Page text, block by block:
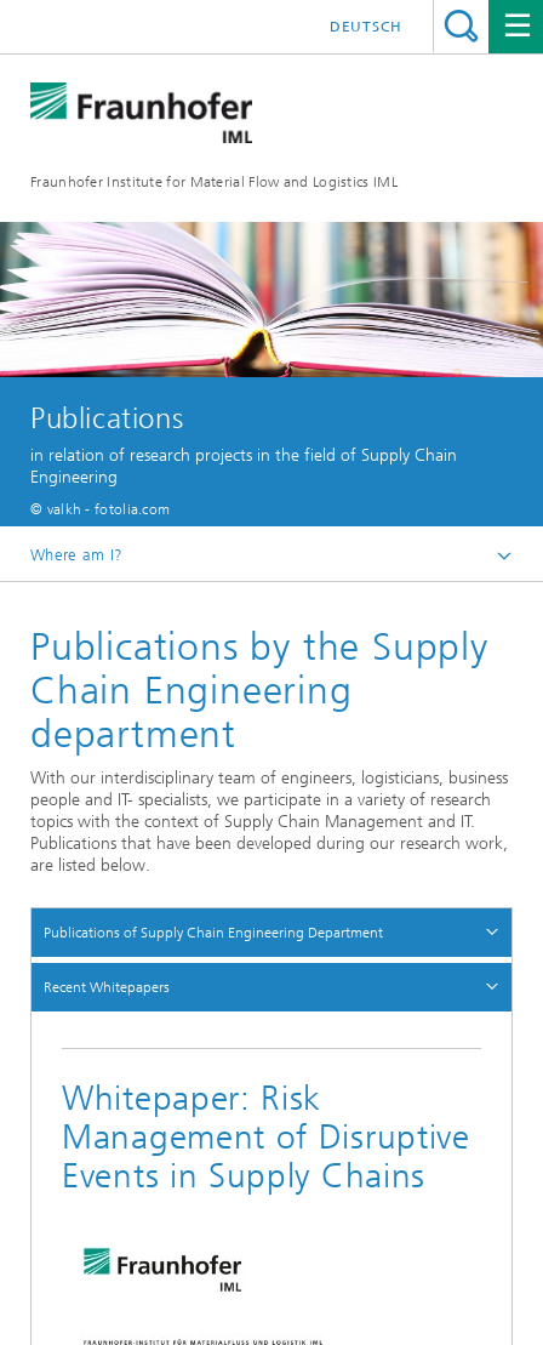
Fraunhofer Institute for Material Flow and Logistics IML
DEUTSCH
Publications
in relation of research projects in the field of Supply Chain
Engineering
© valkh - fotolia.com
Where am I?
Departments
Enterprise Logistics
Supply Chain Engineering
Publications by the Supply
Chain Engineering
department
With our interdisciplinary team of engineers, logisticians, business
people and IT- specialists, we participate in a variety of research
topics with the context of Supply Chain Management and IT.
Publications that have been developed during our research work,
are listed below.
Publications of Supply Chain Engineering Department
Recent Whitepapers
Whitepaper: Risk
Management of Disruptive
Events in Supply Chains